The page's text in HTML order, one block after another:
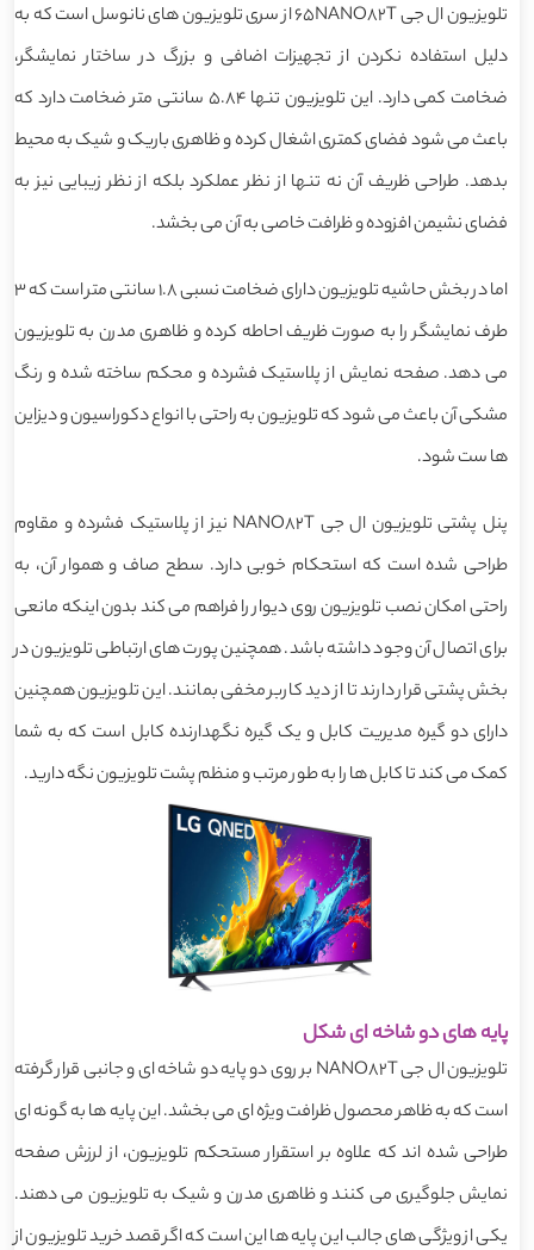
تلویزیون ال جی 65NANO82T از سری تلویزیون های نانوسل است که به
دلیل استفاده نکردن از تجهیزات اضافی و بزرگ در ساختار نمایشگر،
ضخامت کمی دارد. این تلویزیون تنها 5.84 سانتی متر ضخامت دارد که
باعث می شود فضای کمتری اشغال کرده و ظاهری باریک و شیک به محیط
بدهد. طراحی ظریف آن نه تنها از نظر عملکرد بلکه از نظر زیبایی نیز به
فضای نشیمن افزوده و ظرافت خاصی به آن می بخشد.
اما در بخش حاشیه تلویزیون دارای ضخامت نسبی 1.8 سانتی متر است که 3
طرف نمایشگر را به صورت ظریف احاطه کرده و ظاهری مدرن به تلویزیون
می دهد. صفحه نمایش از پلاستیک فشرده و محکم ساخته شده و رنگ
مشکی آن باعث می شود که تلویزیون به راحتی با انواع دکوراسیون و دیزاین
ها ست شود.
پنل پشتی تلویزیون ال جی NANO82T نیز از پلاستیک فشرده و مقاوم
طراحی شده است که استحکام خوبی دارد. سطح صاف و هموار آن، به
راحتی امکان نصب تلویزیون روی دیوار را فراهم می کند بدون اینکه مانعی
برای اتصال آن وجود داشته باشد. همچنین پورت های ارتباطی تلویزیون در
بخش پشتی قرار دارند تا از دید کاربر مخفی بمانند. این تلویزیون همچنین
دارای دو گیره مدیریت کابل و یک گیره نگهدارنده کابل است که به شما
کمک می کند تا کابل ها را به طور مرتب و منظم پشت تلویزیون نگه دارید.
پایه های دو شاخه ای شکل
تلویزیون ال جی NANO82T بر روی دو پایه دو شاخه ای و جانبی قرار گرفته
است که به ظاهر محصول ظرافت ویژه ای می بخشد. این پایه ها به گونه ای
طراحی شده اند که علاوه بر استقرار مستحکم تلویزیون، از لرزش صفحه
نمایش جلوگیری می کنند و ظاهری مدرن و شیک به تلویزیون می دهند.
یکی از ویژگی های جالب این پایه ها این است که اگر قصد خرید تلویزیون از